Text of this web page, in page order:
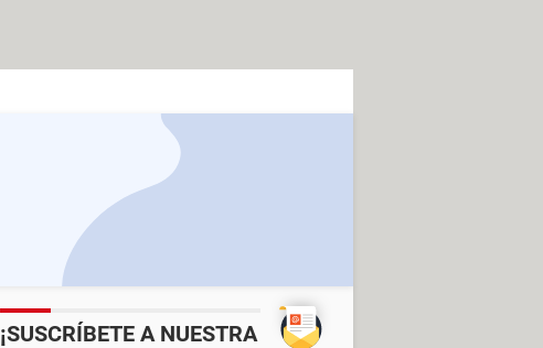
¡SUSCRÍBETE A NUESTRA